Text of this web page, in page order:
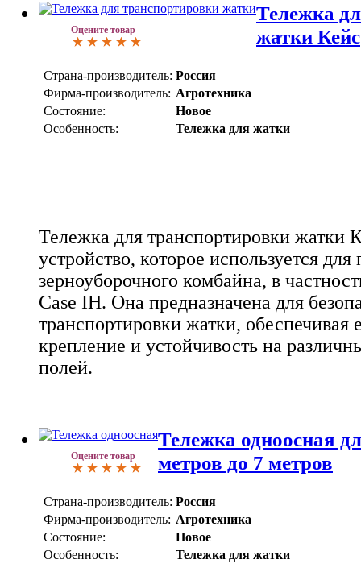
Оцените товар
Тележка
жатки Кейс
Страна-производитель: Россия
Фирма-производитель: Агротехника
Состояние:
Новое
Особенность:
Тележка для жатки
Тележка для транспортировки жатки
устройство, которое используется
зерноуборочного комбайна, в
Case IH. Она предназначена для
транспортировки жатки, обеспечивая
крепление и устойчивость на
полей.
Оцените товар
Тележка одноосная
метров до 7 метров
Страна-производитель: Россия
Фирма-производитель: Агротехника
Состояние:
Новое
Особенность:
Тележка для жатки